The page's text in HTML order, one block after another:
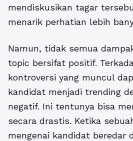
mendiskusikan tagar
menarik perhatian lebih
Namun, tidak semua
topic bersifat positif.
kontroversi yang muncul
kandidat menjadi trending
negatif. Ini tentunya bisa
secara drastis. Ketika
mengenai kandidat beredar